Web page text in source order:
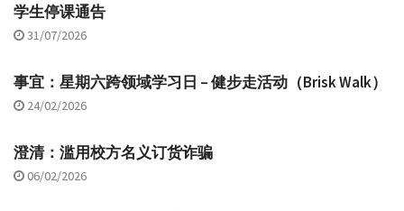
学生停课通告
31/07/2026
事宜：星期六跨领域学习日 – 健步走活动（Brisk Walk）
24/02/2026
澄清：滥用校方名义订货诈骗
06/02/2026